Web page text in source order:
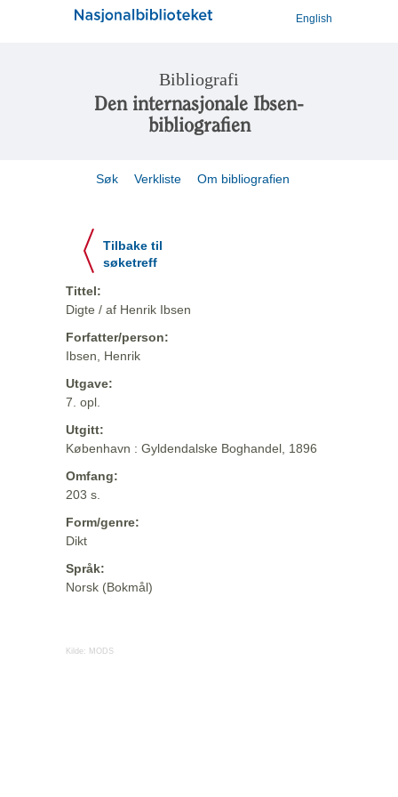
English
Bibliografi
Den internasjonale Ibsen-
bibliografien
Søk Verkliste Om bibliografien
Tilbake til
søketreff
Tittel:
Digte / af Henrik Ibsen
Forfatter/person:
Ibsen, Henrik
Utgave:
7. opl.
Utgitt:
København : Gyldendalske Boghandel, 1896
Omfang:
203 s.
Form/genre:
Dikt
Språk:
Norsk (Bokmål)
Kilde: MODS